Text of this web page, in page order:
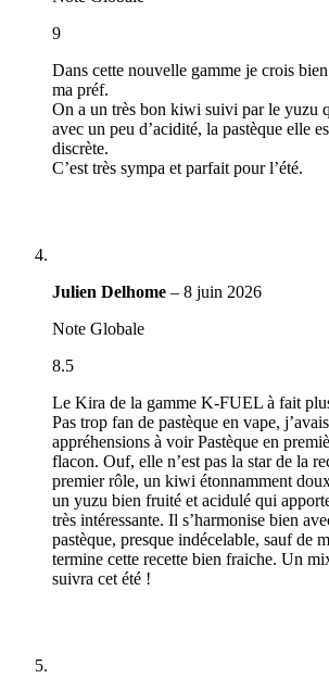
9
Dans cette nouvelle gamme je crois
ma préf.
On a un très bon kiwi suivi par le yuzu
avec un peu d’acidité, la pastèque elle
discrète.
C’est très sympa et parfait pour l’été.
Julien Delhome – 8 juin 2026
Note Globale
8.5
Le Kira de la gamme K-FUEL à fait
Pas trop fan de pastèque en vape,
appréhensions à voir Pastèque en
flacon. Ouf, elle n’est pas la star de la
premier rôle, un kiwi étonnamment
un yuzu bien fruité et acidulé qui
très intéressante. Il s’harmonise bien
pastèque, presque indécelable, sauf de
termine cette recette bien fraiche. Un
suivra cet été !